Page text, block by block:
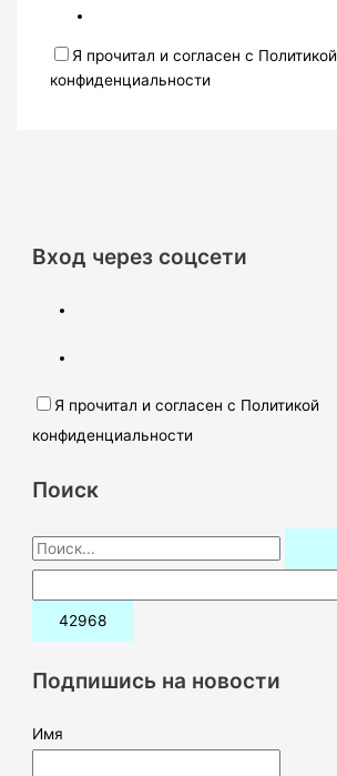
Я прочитал и согласен с Политикой
конфиденциальности
Вход через соцсети
Я прочитал и согласен с Политикой
конфиденциальности
Поиск
П
о
и
:Подпишись на новости
Имя